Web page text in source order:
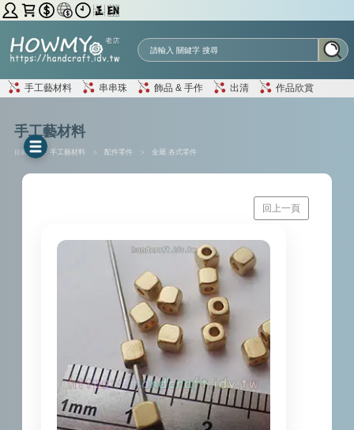
手工藝材料 串串珠 飾品 & 手作 出清 作品欣賞
手工藝材料
目前位置 : 手工藝材料 > 配件零件 > 金屬 各式零件
回上一頁